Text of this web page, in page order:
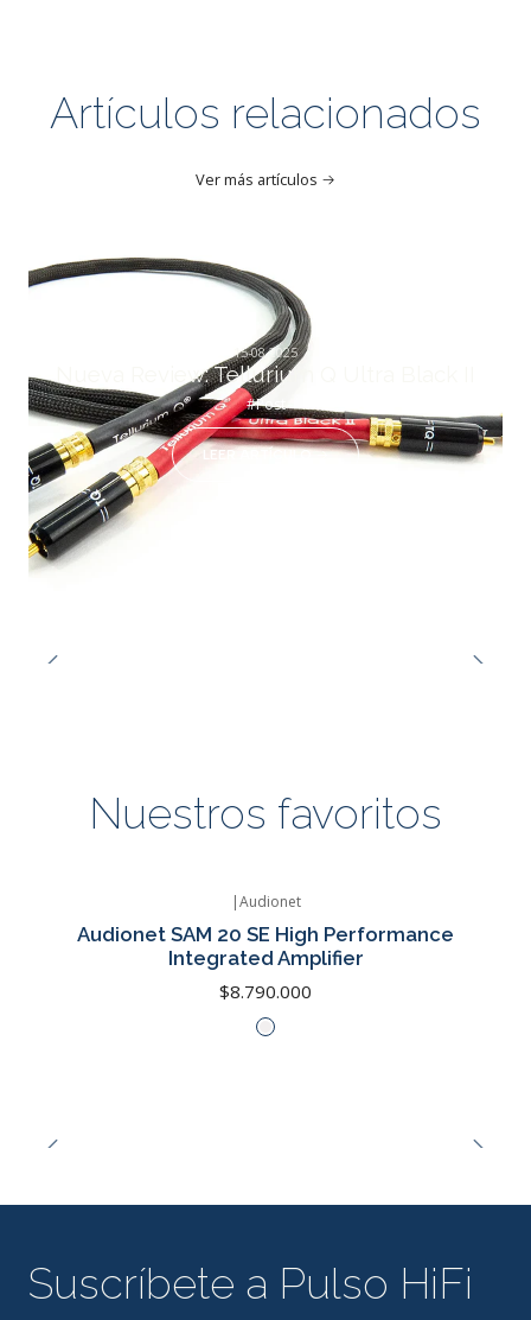
Artículos relacionados
Ver más artículos
15-08-2025
Nueva Review: Tellurium Q Ultra Black II
#Post
LEER ARTÍCULO
Nuestros favoritos
|Audionet
Audionet SAM 20 SE High Performance
Integrated Amplifier
$8.790.000
Suscríbete a Pulso HiFi